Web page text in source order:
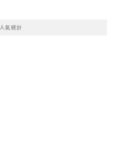
氣統計